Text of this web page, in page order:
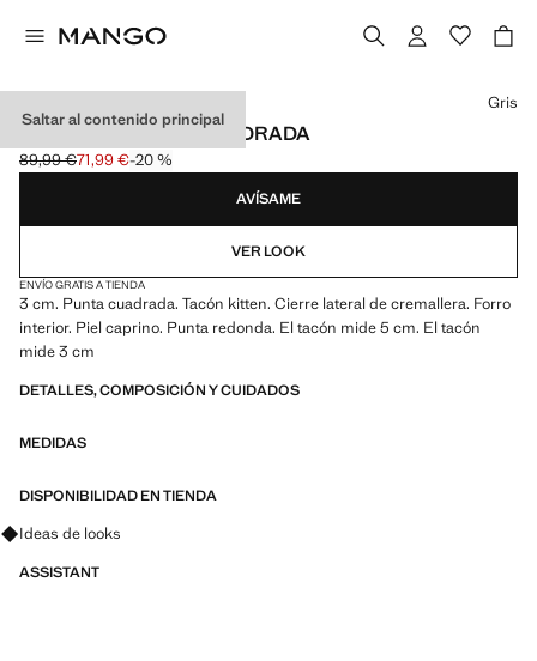
Saltar al contenido principal
BOTÍN PIEL PUNTA CUADRADA
Precio inicial tachado [89,99 € ]
89,99 €
Precio actual [71,99 € ]
71,99 €-20 %
Selecciona un color
Gris
AVÍSAME
VER LOOK
ENVÍO GRATIS A TIENDA
3 cm. Punta cuadrada. Tacón kitten. Cierre lateral de cremallera. Forro
interior. Piel caprino. Punta redonda. El tacón mide 5 cm. El tacón
mide 3 cm
DETALLES, COMPOSICIÓN Y CUIDADOS
MEDIDAS
DISPONIBILIDAD EN TIENDA
Pregunta por looks, prendas y tendencias
Ideas de looks
ASSISTANT